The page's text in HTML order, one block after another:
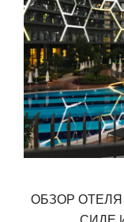
ОБЗОР ОТЕЛЯ